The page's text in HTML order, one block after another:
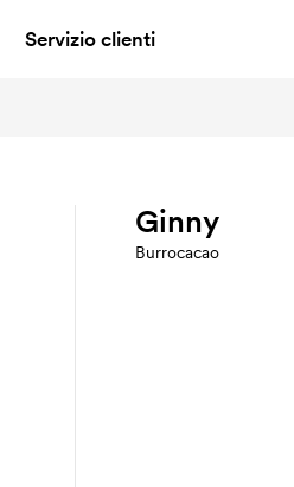
Servizio clienti
Ginny
Burrocacao